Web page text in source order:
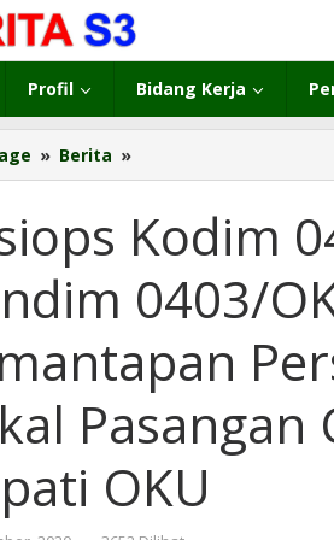
Profil Bidang Kerja
» Berita »
Kodim
mewakili
Dandim
0403/OKU
Mengikuti
Pemantapan
Persiapan
Bakal
Pasangan
Calon
Bupati
dan
Kodim
0403/
OKU